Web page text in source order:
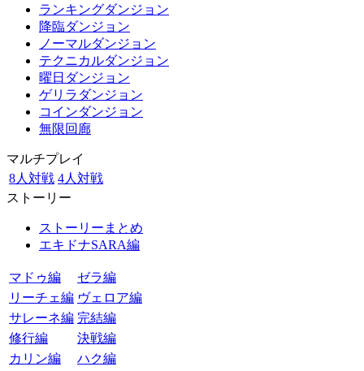
ランキングダンジョン
降臨ダンジョン
ノーマルダンジョン
テクニカルダンジョン
曜日ダンジョン
ゲリラダンジョン
コインダンジョン
無限回廊
マルチプレイ
8人対戦 4人対戦
ストーリー
ストーリーまとめ
エキドナSARA編
マドゥ編
ゼラ編
リーチェ編 ヴェロア編
サレーネ編 完結編
修行編
決戦編
カリン編
ハク編